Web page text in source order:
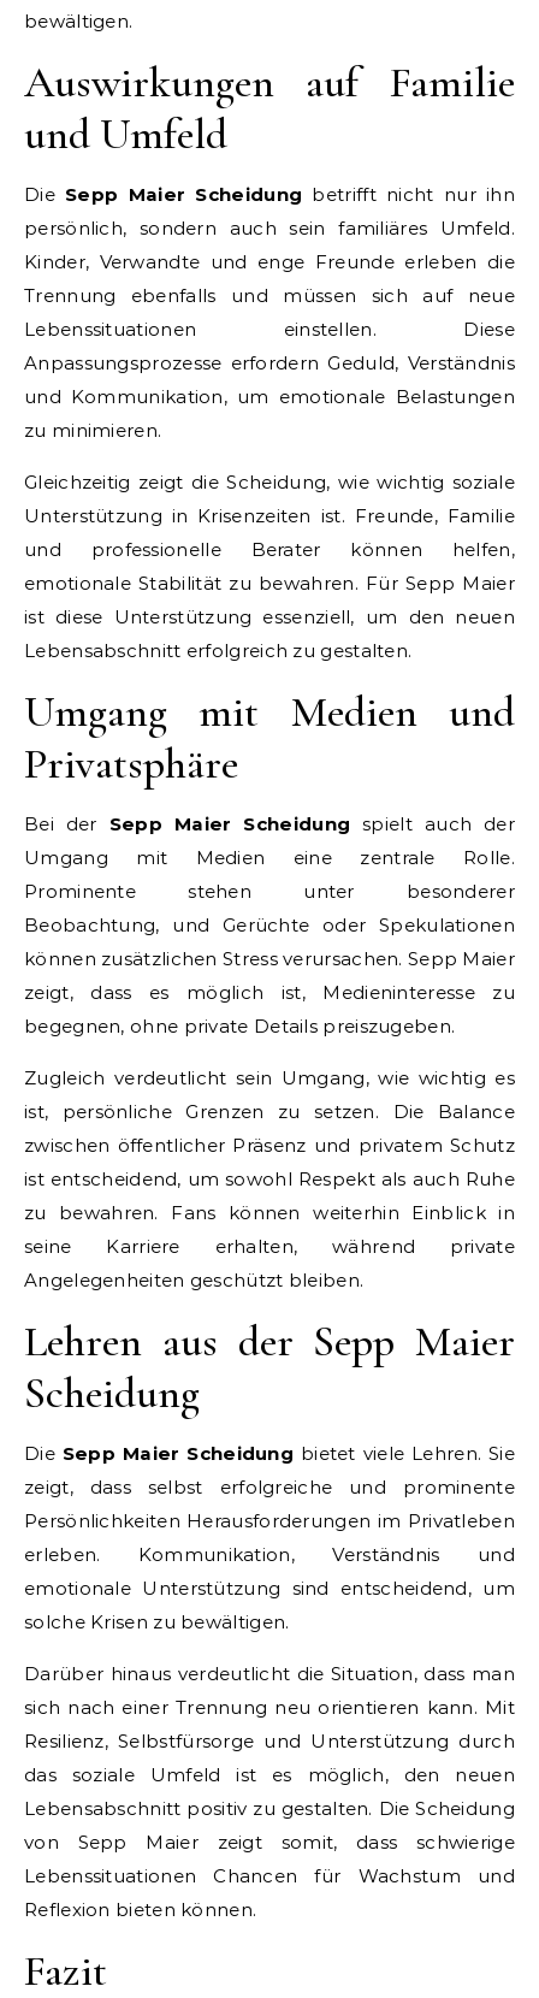
bewältigen.
Auswirkungen auf Familie
und Umfeld
Die Sepp Maier Scheidung betrifft nicht nur ihn
persönlich, sondern auch sein familiäres Umfeld.
Kinder, Verwandte und enge Freunde erleben die
Trennung ebenfalls und müssen sich auf neue
Lebenssituationen einstellen. Diese
Anpassungsprozesse erfordern Geduld, Verständnis
und Kommunikation, um emotionale Belastungen
zu minimieren.
Gleichzeitig zeigt die Scheidung, wie wichtig soziale
Unterstützung in Krisenzeiten ist. Freunde, Familie
und professionelle Berater können helfen,
emotionale Stabilität zu bewahren. Für Sepp Maier
ist diese Unterstützung essenziell, um den neuen
Lebensabschnitt erfolgreich zu gestalten.
Umgang mit Medien und
Privatsphäre
Bei der Sepp Maier Scheidung spielt auch der
Umgang mit Medien eine zentrale Rolle.
Prominente stehen unter besonderer
Beobachtung, und Gerüchte oder Spekulationen
können zusätzlichen Stress verursachen. Sepp Maier
zeigt, dass es möglich ist, Medieninteresse zu
begegnen, ohne private Details preiszugeben.
Zugleich verdeutlicht sein Umgang, wie wichtig es
ist, persönliche Grenzen zu setzen. Die Balance
zwischen öffentlicher Präsenz und privatem Schutz
ist entscheidend, um sowohl Respekt als auch Ruhe
zu bewahren. Fans können weiterhin Einblick in
seine Karriere erhalten, während private
Angelegenheiten geschützt bleiben.
Lehren aus der Sepp Maier
Scheidung
Die Sepp Maier Scheidung bietet viele Lehren. Sie
zeigt, dass selbst erfolgreiche und prominente
Persönlichkeiten Herausforderungen im Privatleben
erleben. Kommunikation, Verständnis und
emotionale Unterstützung sind entscheidend, um
solche Krisen zu bewältigen.
Darüber hinaus verdeutlicht die Situation, dass man
sich nach einer Trennung neu orientieren kann. Mit
Resilienz, Selbstfürsorge und Unterstützung durch
das soziale Umfeld ist es möglich, den neuen
Lebensabschnitt positiv zu gestalten. Die Scheidung
von Sepp Maier zeigt somit, dass schwierige
Lebenssituationen Chancen für Wachstum und
Reflexion bieten können.
Fazit